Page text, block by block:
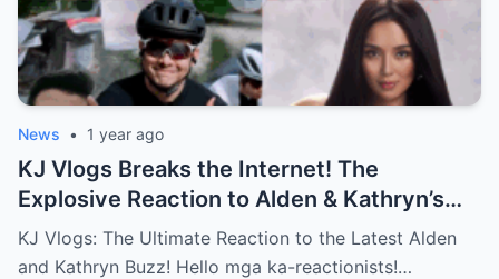
News • 1 year ago
KJ Vlogs Breaks the Internet! The
Explosive Reaction to Alden & Kathryn’s
Kilig-Filled Hand-Holding Moments You
Can’t Miss!
KJ Vlogs: The Ultimate Reaction to the Latest Alden
and Kathryn Buzz! Hello mga ka-reactionists!…